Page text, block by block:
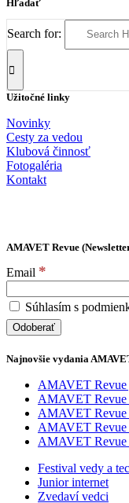
Hľadať
Search for:
Užitočné linky
Novinky
Cesty za vedou
Klubová činnosť
Fotogaléria
Kontakt
AMAVET Revue
Email *
Súhlasím s
Najnovšie vydania
AMAVET Revue
AMAVET Revue
AMAVET Revue
AMAVET Revue
AMAVET Revue
Festival vedy a
Junior internet
Zvedaví vedci